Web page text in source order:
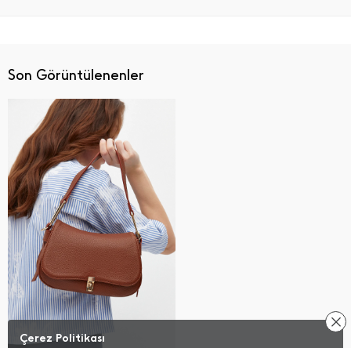
Son Görüntülenenler
Çerez Politikası